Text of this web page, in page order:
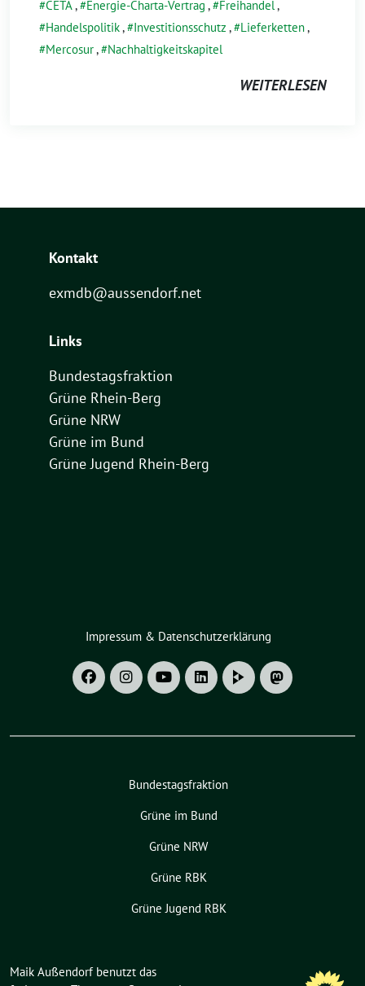
CETA, Energie-Charta-Vertrag , Freihandel,
Handelspolitik, Investitionsschutz , Lieferketten,
Mercosur, Nachhaltigkeitskapitel
WEITERLESEN
Kontakt
exmdb@aussendorf.net
Links
Bundestagsfraktion
Grüne Rhein-Berg
Grüne NRW
Grüne im Bund
Grüne Jugend Rhein-Berg
Impressum & Datenschutzerklärung
Bundestagsfraktion
Grüne im Bund
Grüne NRW
Grüne RBK
Grüne Jugend RBK
Maik Außendorf benutzt das